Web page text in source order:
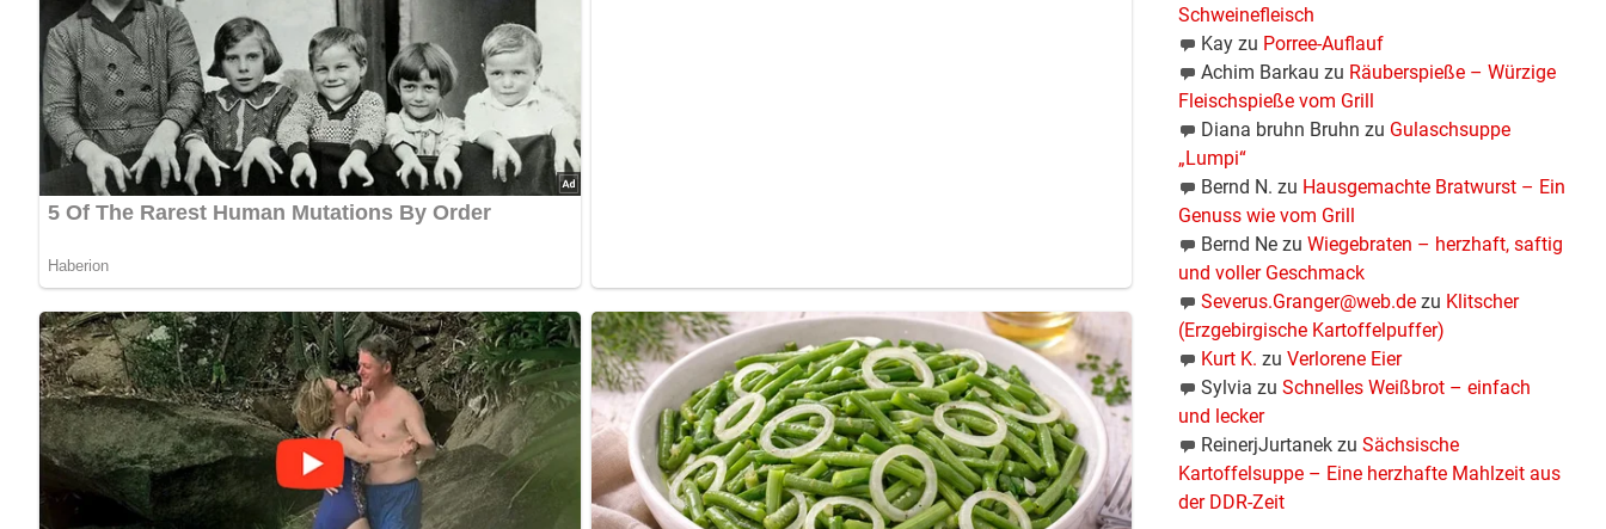
Schweinefleisch
Kayzu Porree-Auflauf
Achim Barkau zu Räuberspieße – Würzige
Fleischspieße vom Grill
Diana bruhn Bruhn zu Gulaschsuppe
„Lumpi“
Bernd N. zu Hausgemachte Bratwurst – Ein
Genuss wie vom Grill
Bernd Nezu Wiegebraten – herzhaft, saftig
und voller Geschmack
Severus.Granger@web.dezu Klitscher
(Erzgebirgische Kartoffelpuffer)
Kurt K. zu Verlorene Eier
Sylvia zu Schnelles Weißbrot – einfach
und lecker
ReinerjJurtanekzu Sächsische
Kartoffelsuppe – Eine herzhafte Mahlzeit aus
der DDR-Zeit